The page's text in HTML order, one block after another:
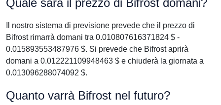
Quale sarà il prezzo di Bifrost domani?
Il nostro sistema di previsione prevede che il prezzo di
Bifrost rimarrà domani tra 0.010807616371824 $ -
0.015893553487976 $. Si prevede che Bifrost aprirà
domani a 0.012221109948463 $ e chiuderà la giornata a
0.013096288074092 $.
Quanto varrà Bifrost nel futuro?